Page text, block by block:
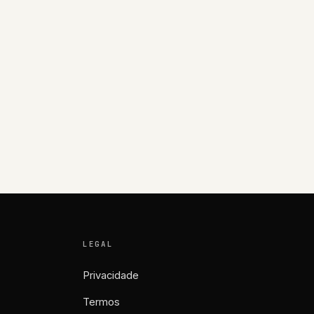
LEGAL
Privacidade
Termos